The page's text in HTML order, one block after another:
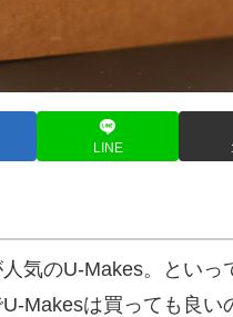
LINE
気のU-Makes。といっ
Makesは買っても良い